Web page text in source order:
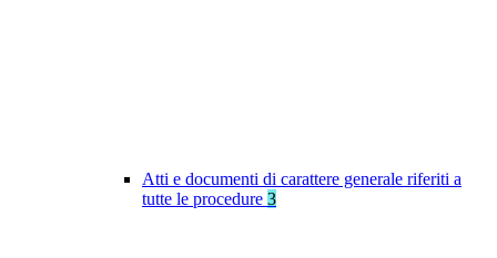
Atti e documenti di carattere generale riferiti a
tutte le procedure 3